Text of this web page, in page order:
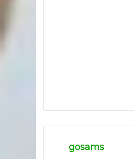
gosams